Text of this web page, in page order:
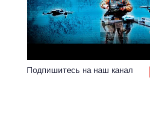
Подпишитесь на наш канал